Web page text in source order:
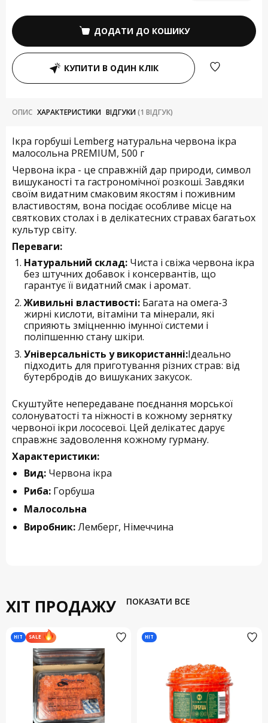
ДОДАТИ ДО КОШИКУ
КУПИТИ В ОДИН КЛІК
ОПИС ХАРАКТЕРИСТИКИ ВІДГУКИ(1 ВІДГУК)
Ікра горбуші Lemberg натуральна червона ікра
малосольна PREMIUM, 500 г
Червона ікра - це справжній дар природи, символ
вишуканості та гастрономічної розкоші. Завдяки
своїм видатним смаковим якостям і поживним
властивостям, вона посідає особливе місце на
святкових столах і в делікатесних стравах багатьох
культур світу.
Переваги:
Натуральний склад: Чиста і свіжа червона ікра
без штучних добавок і консервантів, що
гарантує її видатний смак і аромат.
Живильні властивості: Багата на омега-3
жирні кислоти, вітаміни та мінерали, які
сприяють зміцненню імунної системи і
поліпшенню стану шкіри.
Універсальність у використанні:Ідеально
підходить для приготування різних страв: від
бутербродів до вишуканих закусок.
Скуштуйте непередаване поєднання морської
солонуватості та ніжності в кожному зернятку
червоної ікри лососевої. Цей делікатес дарує
справжнє задоволення кожному гурману.
Характеристики:
Вид: Червона ікра
Риба: Горбуша
Малосольна
Виробник:Лемберг, Німеччина
ХІТ ПРОДАЖУ ПОКАЗАТИ ВСЕ
HIT SALE HIT